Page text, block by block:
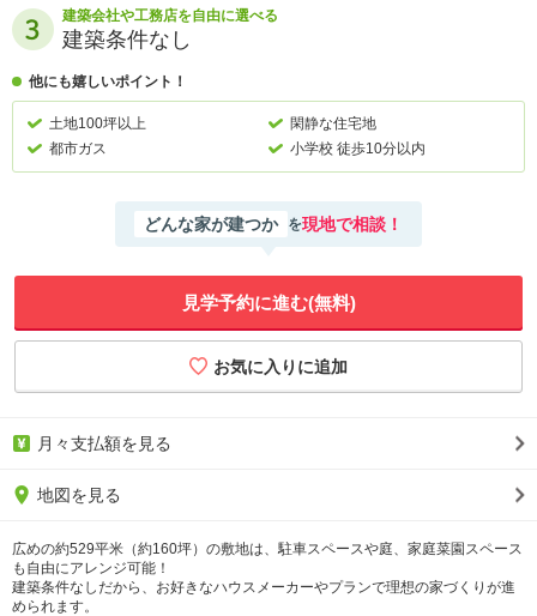
建築会社や工務店を自由に選べる
建築条件なし
他にも嬉しいポイント！
土地100坪以上
閑静な住宅地
都市ガス
小学校 徒歩10分以内
どんな家が建つか を現地で相談！
見学予約に進む(無料)
月々支払額を見る
地図を見る
広めの約529平米（約160坪）の敷地は、駐車スペースや庭、家庭菜園スペース
も自由にアレンジ可能！
建築条件なしだから、お好きなハウスメーカーやプランで理想の家づくりが進
められます。